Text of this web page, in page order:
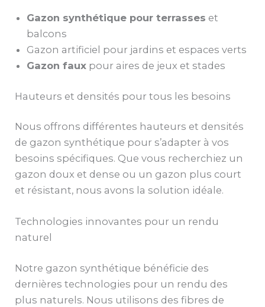
Gazon synthétique pour terrasses et
balcons
Gazon artificiel pour jardins et espaces verts
Gazon faux pour aires de jeux et stades
Hauteurs et densités pour tous les besoins
Nous offrons différentes hauteurs et densités
de gazon synthétique pour s’adapter à vos
besoins spécifiques. Que vous recherchiez un
gazon doux et dense ou un gazon plus court
et résistant, nous avons la solution idéale.
Technologies innovantes pour un rendu
naturel
Notre gazon synthétique bénéficie des
dernières technologies pour un rendu des
plus naturels. Nous utilisons des fibres de